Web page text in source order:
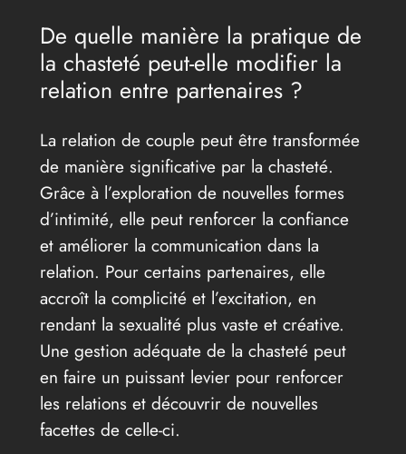
De quelle manière la pratique de
la chasteté peut-elle modifier la
relation entre partenaires ?
La relation de couple peut être transformée
de manière significative par la chasteté.
Grâce à l’exploration de nouvelles formes
d’intimité, elle peut renforcer la confiance
et améliorer la communication dans la
relation. Pour certains partenaires, elle
accroît la complicité et l’excitation, en
rendant la sexualité plus vaste et créative.
Une gestion adéquate de la chasteté peut
en faire un puissant levier pour renforcer
les relations et découvrir de nouvelles
facettes de celle-ci.